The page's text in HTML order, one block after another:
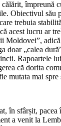
împreună
Obiectivul său
trebuia
acest lucru ar
Moldovei”,
doar „calea
Rapoartele
că dorita
mutata mai spre
în sfârșit, pacea
a venit la